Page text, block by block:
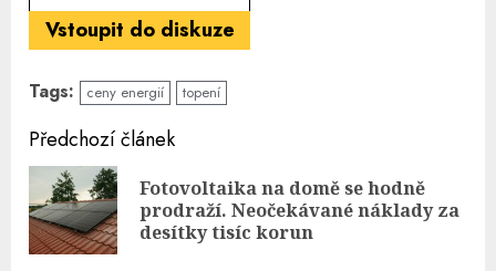
Vstoupit do diskuze
Tags: ceny energií topení
Continue
Reading
Předchozí článek
Fotovoltaika na domě se hodně
prodraží. Neočekávané náklady za
desítky tisíc korun